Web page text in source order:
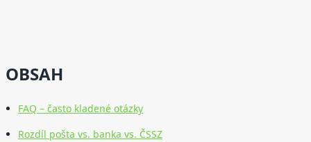
OBSAH
FAQ – často kladené otázky
Rozdíl pošta vs. banka vs. ČSSZ